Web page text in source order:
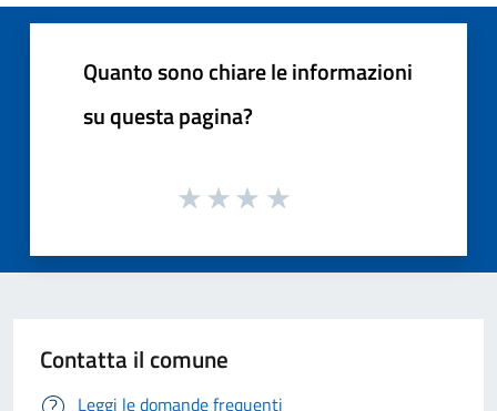
Quanto sono chiare le informazioni
su questa pagina?
Contatta il comune
Leggi le domande frequenti